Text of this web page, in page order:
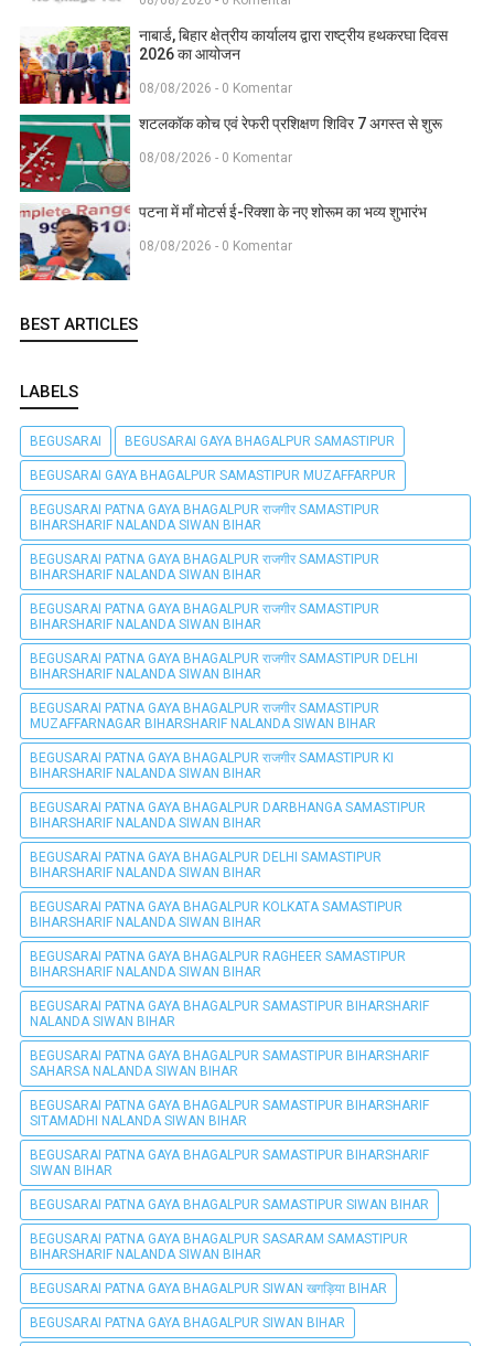
नाबार्ड, बिहार क्षेत्रीय कार्यालय द्वारा राष्ट्रीय हथकरघा दिवस
2026 का आयोजन
08/08/2026 - 0 Komentar
शटलकॉक कोच एवं रेफरी प्रशिक्षण शिविर 7 अगस्त से शुरू
08/08/2026 - 0 Komentar
पटना में माँ मोटर्स ई-रिक्शा के नए शोरूम का भव्य शुभारंभ
08/08/2026 - 0 Komentar
BEST ARTICLES
LABELS
BEGUSARAI BEGUSARAI GAYA BHAGALPUR SAMASTIPUR
BEGUSARAI GAYA BHAGALPUR SAMASTIPUR MUZAFFARPUR
BEGUSARAI PATNA GAYA BHAGALPUR राजगीर SAMASTIPUR
BIHARSHARIF NALANDA SIWAN BIHAR
BEGUSARAI PATNA GAYA BHAGALPUR राजगीर SAMASTIPUR
BIHARSHARIF NALANDA SIWAN BIHAR
BEGUSARAI PATNA GAYA BHAGALPUR राजगीर SAMASTIPUR
BIHARSHARIF NALANDA SIWAN BIHAR
BEGUSARAI PATNA GAYA BHAGALPUR राजगीर SAMASTIPUR DELHI
BIHARSHARIF NALANDA SIWAN BIHAR
BEGUSARAI PATNA GAYA BHAGALPUR राजगीर SAMASTIPUR
MUZAFFARNAGAR BIHARSHARIF NALANDA SIWAN BIHAR
BEGUSARAI PATNA GAYA BHAGALPUR राजगीर SAMASTIPUR KI
BIHARSHARIF NALANDA SIWAN BIHAR
BEGUSARAI PATNA GAYA BHAGALPUR DARBHANGA SAMASTIPUR
BIHARSHARIF NALANDA SIWAN BIHAR
BEGUSARAI PATNA GAYA BHAGALPUR DELHI SAMASTIPUR
BIHARSHARIF NALANDA SIWAN BIHAR
BEGUSARAI PATNA GAYA BHAGALPUR KOLKATA SAMASTIPUR
BIHARSHARIF NALANDA SIWAN BIHAR
BEGUSARAI PATNA GAYA BHAGALPUR RAGHEER SAMASTIPUR
BIHARSHARIF NALANDA SIWAN BIHAR
BEGUSARAI PATNA GAYA BHAGALPUR SAMASTIPUR BIHARSHARIF
NALANDA SIWAN BIHAR
BEGUSARAI PATNA GAYA BHAGALPUR SAMASTIPUR BIHARSHARIF
SAHARSA NALANDA SIWAN BIHAR
BEGUSARAI PATNA GAYA BHAGALPUR SAMASTIPUR BIHARSHARIF
SITAMADHI NALANDA SIWAN BIHAR
BEGUSARAI PATNA GAYA BHAGALPUR SAMASTIPUR BIHARSHARIF
SIWAN BIHAR
BEGUSARAI PATNA GAYA BHAGALPUR SAMASTIPUR SIWAN BIHAR
BEGUSARAI PATNA GAYA BHAGALPUR SASARAM SAMASTIPUR
BIHARSHARIF NALANDA SIWAN BIHAR
BEGUSARAI PATNA GAYA BHAGALPUR SIWAN खगड़िया BIHAR
BEGUSARAI PATNA GAYA BHAGALPUR SIWAN BIHAR